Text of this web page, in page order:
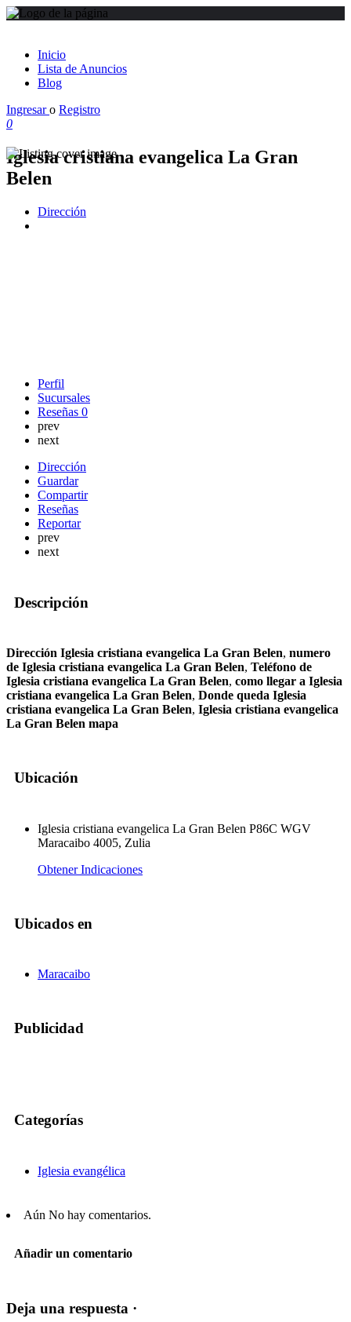
Inicio
Lista de Anuncios
Blog
Ingresaro Registro
0
Iglesia cristiana evangelica La Gran
Belen
Dirección
Perfil
Sucursales
Reseñas 0
prev
next
Dirección
Guardar
Compartir
Reseñas
Reportar
prev
next
Descripción
Dirección Iglesia cristiana evangelica La Gran Belen, numero
de Iglesia cristiana evangelica La Gran Belen, Teléfono de
Iglesia cristiana evangelica La Gran Belen, como llegar a Iglesia
cristiana evangelica La Gran Belen, Donde queda Iglesia
cristiana evangelica La Gran Belen, Iglesia cristiana evangelica
La Gran Belen mapa
Ubicación
Iglesia cristiana evangelica La Gran Belen P86C WGV
Maracaibo 4005, Zulia
Obtener Indicaciones
Ubicados en
Maracaibo
Publicidad
Categorías
Iglesia evangélica
Aún No hay comentarios.
Añadir un comentario
Deja una respuesta ·